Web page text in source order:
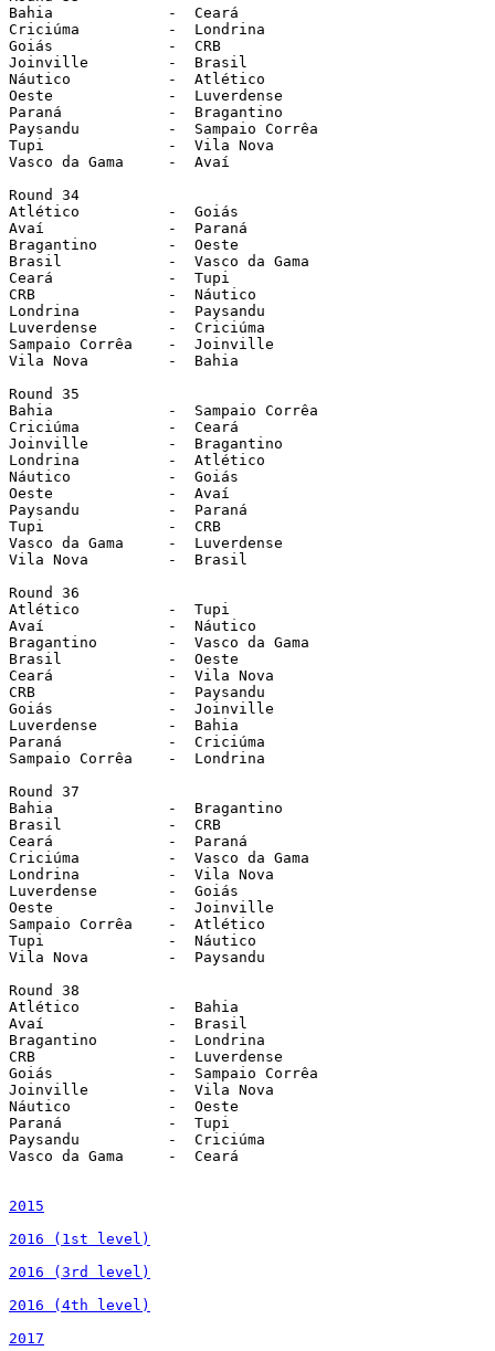
2015
2016 (1st level)
2016 (3rd level)
2016 (4th level)
2017